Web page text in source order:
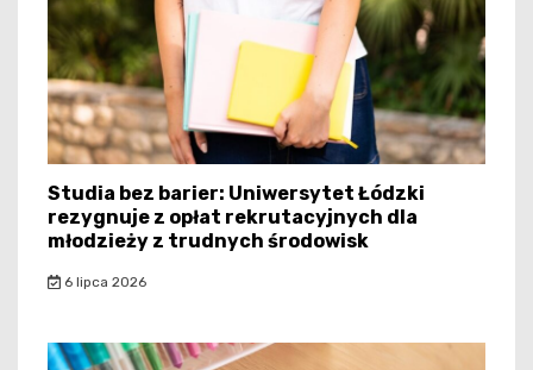
Studia bez barier: Uniwersytet Łódzki
rezygnuje z opłat rekrutacyjnych dla
młodzieży z trudnych środowisk
6 lipca 2026